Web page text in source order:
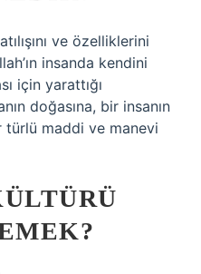
ve özelliklerini
insanda kendini
için yarattığı
doğasına, bir insanın
türlü maddi ve manevi